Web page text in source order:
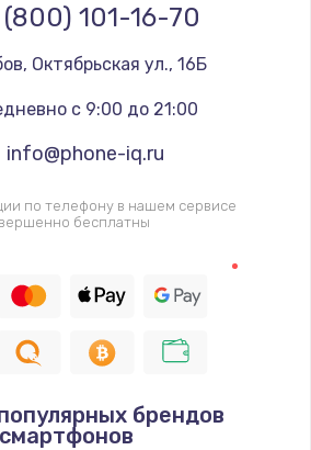
900 руб.
Заказать
Не работает
1400 руб.
цепи питания, пайка
Заказать
ремонт/прошивка
(800) 101-16-70
, Октябрьская ул., 16Б
с 9:00 до 21:00
info@phone-iq.ru
по телефону в нашем сервисе
бесплатны
брендов
смартфонов